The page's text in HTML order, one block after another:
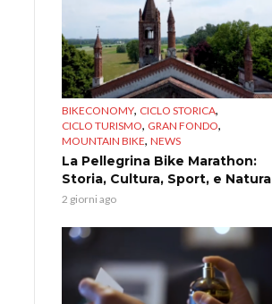
BIKECONOMY, CICLO STORICA,
CICLO TURISMO, GRAN FONDO,
MOUNTAIN BIKE, NEWS
La Pellegrina Bike Marathon:
Storia, Cultura, Sport, e Natura
2 giorni ago